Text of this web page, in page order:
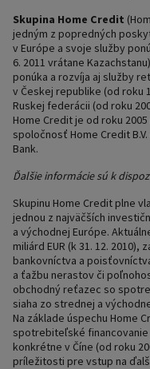
Skupina Home Credit
jedným z popredných
v Európe a svoje služby
6. 2011 vrátane
ponúka a rozvíja aj služby
v Českej republike (od roku
Ruskej federácii (od roku
Home Credit je od roku
spoločnosť Home Credit
Bank.
Ďalšie informácie sú k
Skupinu Home Credit plne
jednou z najväčších
a východnej Európe.
miliárd EUR (k 31. 12.
bankovníctva a
a ťažbu nerastov či
obchodný reťazec so
siaha zo strednej a
Na základe úspechu Home
spotrebiteľské financovanie
konkrétne v Číne (od roku
príležitosti pre vstup na